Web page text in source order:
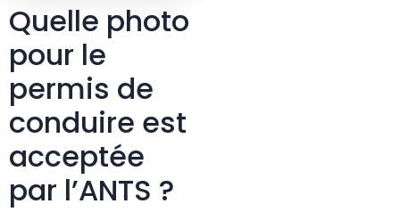
Quelle photo
pour le
permis de
conduire est
acceptée
par l’ANTS ?